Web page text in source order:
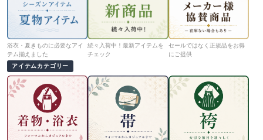
浴衣・夏きものに必要なアイ
テム揃えました
続々入荷中！最新アイテムを
チェック
セールではなく正規品をお得
にご提供
アイテムカテゴリー